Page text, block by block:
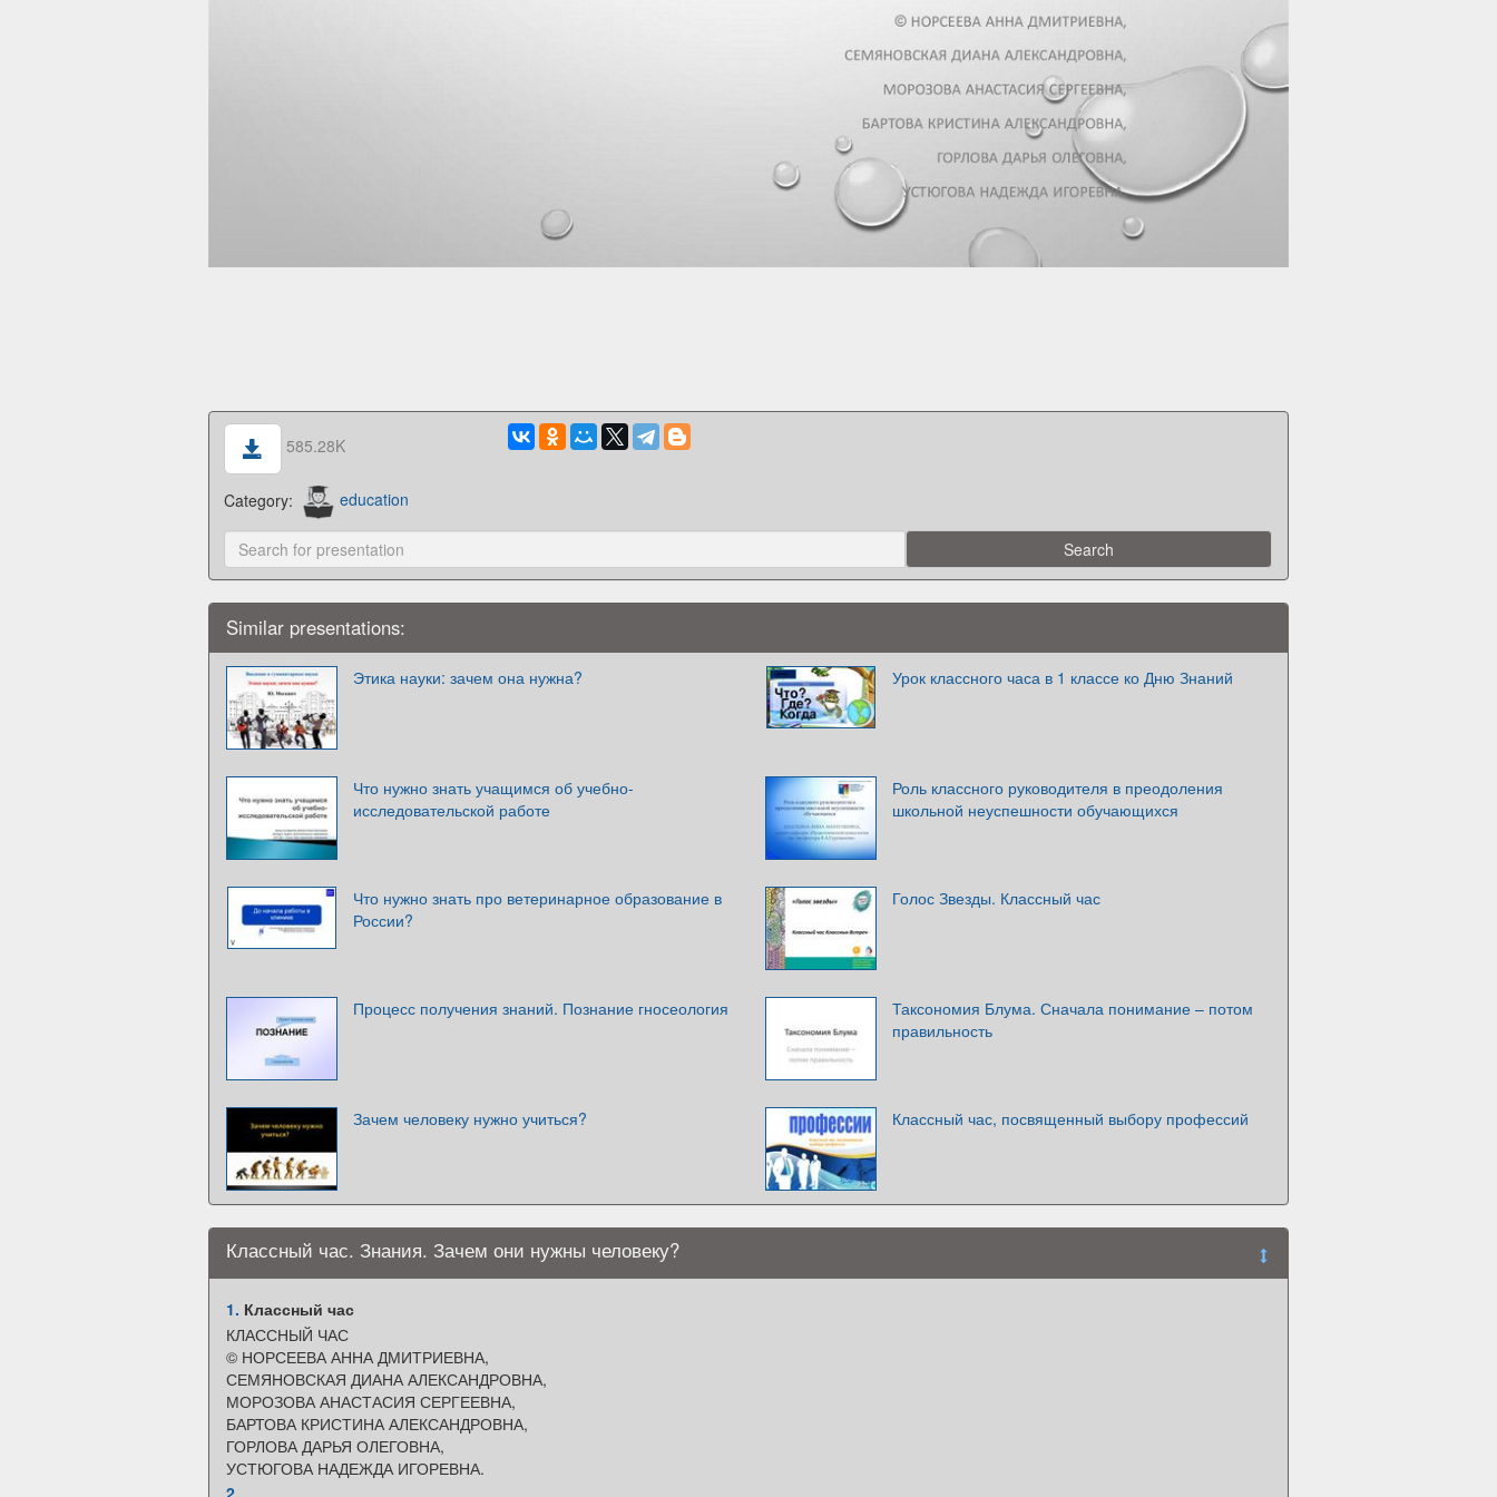
585.28K
Category: education
Similar presentations:
Этика науки: зачем она нужна? Урок классного часа в 1 классе ко Дню Знаний
Что нужно знать учащимся об учебно-
исследовательской работе
Роль классного руководителя в преодоления
школьной неуспешности обучающихся
Что нужно знать про ветеринарное образование в
России?
Голос Звезды. Классный час
Процесс получения знаний. Познание гносеология
Таксономия Блума. Сначала понимание – потом
правильность
Зачем человеку нужно учиться? Классный час, посвященный выбору профессий
Классный час. Знания. Зачем они нужны человеку?
1. Классный час
КЛАССНЫЙ ЧАС
© НОРСЕЕВА АННА ДМИТРИЕВНА,
СЕМЯНОВСКАЯ ДИАНА АЛЕКСАНДРОВНА,
МОРОЗОВА АНАСТАСИЯ СЕРГЕЕВНА,
БАРТОВА КРИСТИНА АЛЕКСАНДРОВНА,
ГОРЛОВА ДАРЬЯ ОЛЕГОВНА,
УСТЮГОВА НАДЕЖДА ИГОРЕВНА.
2.